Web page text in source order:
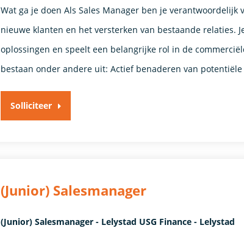
Wat ga je doen Als Sales Manager ben je
nieuwe klanten en het versterken van bestaande relaties.
oplossingen en speelt een belangrijke rol in de
bestaan onder andere uit: Actief benaderen van
Solliciteer
(Junior) Salesmanager
(Junior) Salesmanager - Lelystad USG Finance - Lelystad